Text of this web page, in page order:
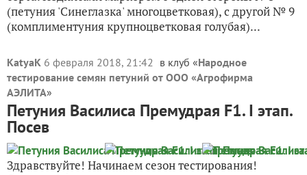
(петуния 'Синеглазка' многоцветковая), с другой № 9
(комплиментуния крупноцветковая голубая)...
KatyaK 6 февраля 2018, 21:42 в клуб «Народное
тестирование семян петуний от ООО «Агрофирма
АЭЛИТА»
Петуния Василиса Премудрая F1. I этап.
Посев
Здравствуйте! Начинаем сезон тестирования!